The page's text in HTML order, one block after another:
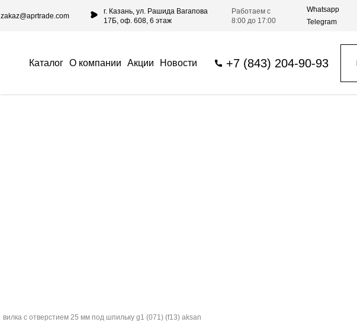
zakaz@aprtrade.com
г. Казань, ул. Рашида Вагапова
17Б, оф. 608, 6 этаж
Работаем с
8:00 до 17:00
Whatsapp
Telegram
Каталог О компании Акции Новости +7 (843) 204-90-93
вилка с отверстием 25 мм под шпильку g1 (071) (f13) aksan